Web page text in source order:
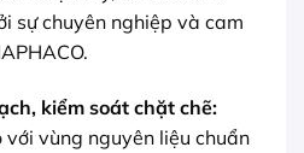
sự chuyên nghiệp và cam
kiểm soát chặt chẽ:
với vùng nguyên liệu chuẩn